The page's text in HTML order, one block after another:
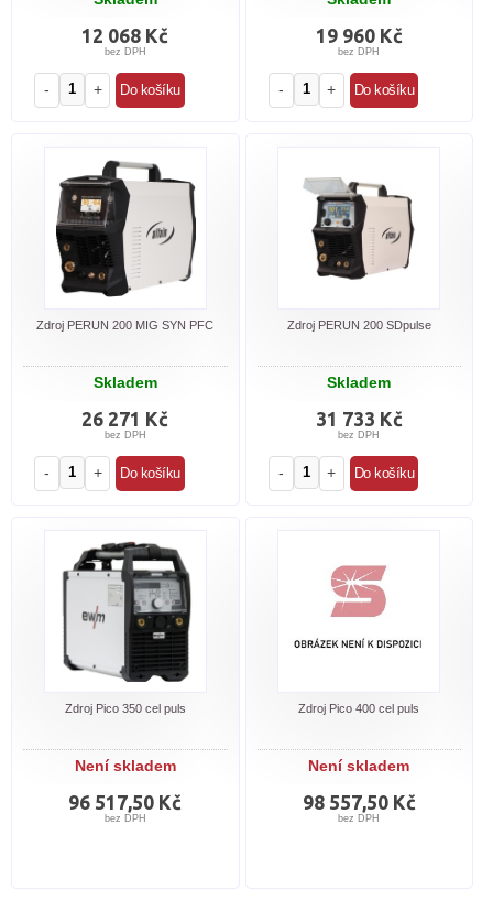
12 068 Kč
bez DPH
- +
19 960 Kč
bez DPH
- +
Zdroj PERUN 200 MIG SYN PFC
Skladem
26 271 Kč
bez DPH
- +
Zdroj PERUN 200 SDpulse
Skladem
31 733 Kč
bez DPH
- +
Zdroj Pico 350 cel puls
Není skladem
96 517,50 Kč
bez DPH
Zdroj Pico 400 cel puls
Není skladem
98 557,50 Kč
bez DPH